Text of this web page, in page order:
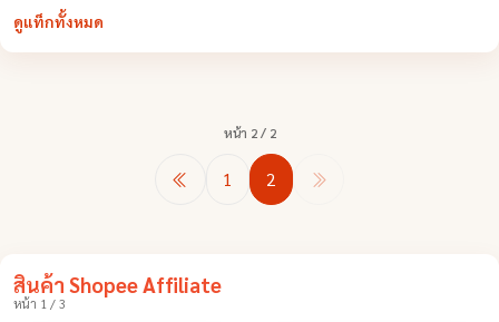
ดูแท็กทั้งหมด
หน้า 2 / 2
1 2
สินค้า Shopee Affiliate
หน้า 1 / 3